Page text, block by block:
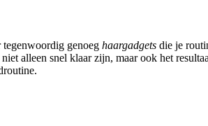
tegenwoordig genoeg haargadgets die je
alleen snel klaar zijn, maar ook het